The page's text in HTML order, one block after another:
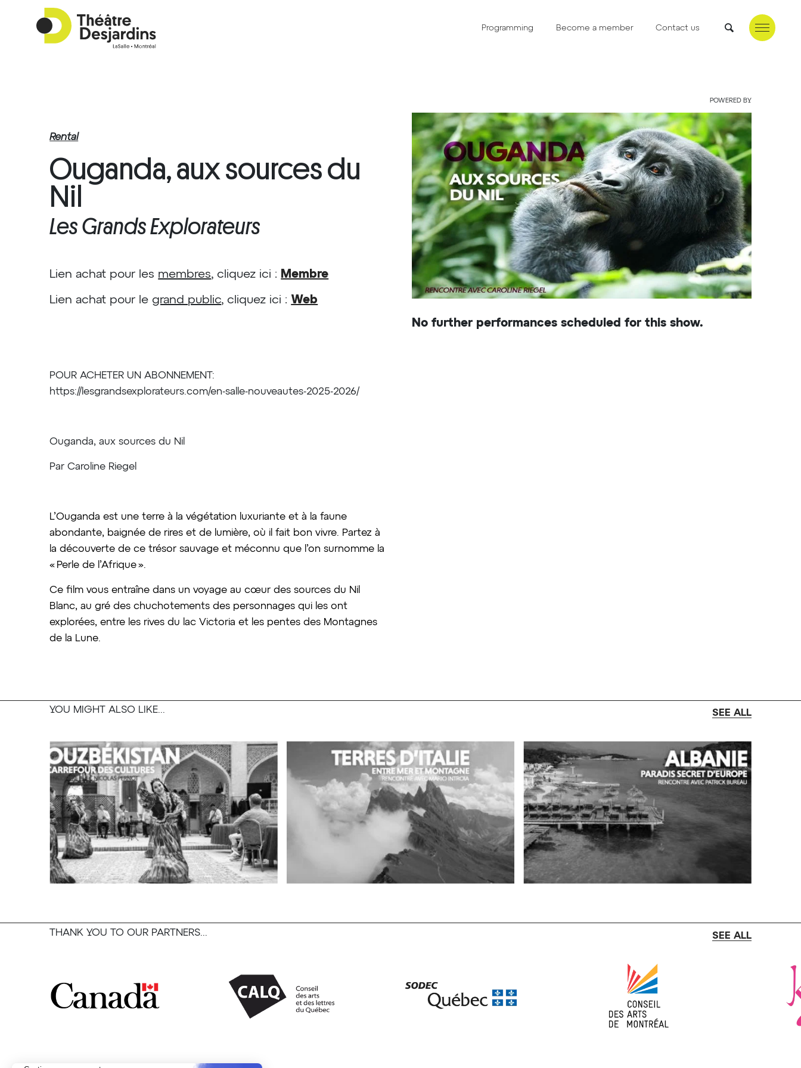
Programming Become a member Contact us
POWERED BY
Ouganda, aux sources du
Nil
Les Grands Explorateurs
Rental
Lien achat pour les membres, cliquez ici : Membre
Lien achat pour le grand public, cliquez ici : Web
POUR ACHETER UN ABONNEMENT:
https://lesgrandsexplorateurs.com/en-salle-nouveautes-2025-2026/
Ouganda, aux sources du Nil
Par Caroline Riegel
L’Ouganda est une terre à la végétation luxuriante et à la faune
abondante, baignée de rires et de lumière, où il fait bon vivre. Partez à
la découverte de ce trésor sauvage et méconnu que l’on surnomme la
« Perle de l’Afrique ».
Ce film vous entraîne dans un voyage au cœur des sources du Nil
Blanc, au gré des chuchotements des personnages qui les ont
explorées, entre les rives du lac Victoria et les pentes des Montagnes
de la Lune.
No further performances scheduled for this show.
YOU MIGHT ALSO LIKE... SEE ALL
THANK YOU TO OUR PARTNERS... SEE ALL